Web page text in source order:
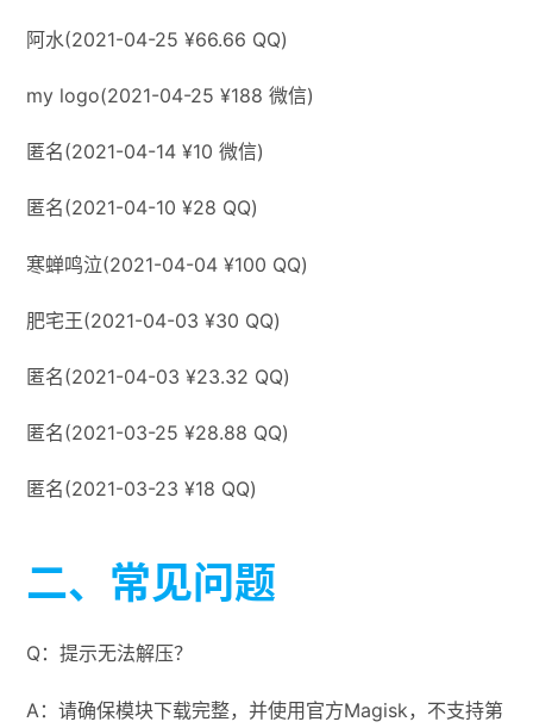
阿水(2021-04-25 ¥66.66 QQ)
my logo(2021-04-25 ¥188 微信)
匿名(2021-04-14 ¥10 微信)
匿名(2021-04-10 ¥28 QQ)
寒蝉鸣泣(2021-04-04 ¥100 QQ)
肥宅王(2021-04-03 ¥30 QQ)
匿名(2021-04-03 ¥23.32 QQ)
匿名(2021-03-25 ¥28.88 QQ)
匿名(2021-03-23 ¥18 QQ)
二、常见问题
Q：提示无法解压？
A：请确保模块下载完整，并使用官方Magisk，不支持第